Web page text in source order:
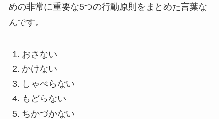
めの非常に重要な5つの行動原則をまとめた言葉な
んです。
おさない
かけない
しゃべらない
もどらない
ちかづかない